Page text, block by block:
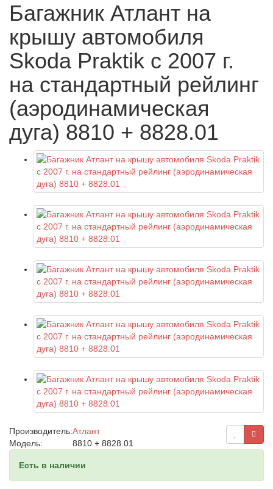
Багажник Атлант на
крышу автомобиля
Skoda Praktik с 2007 г.
на стандартный рейлинг
(аэродинамическая
дуга) 8810 + 8828.01
Производитель:Атлант
Модель:
8810 + 8828.01
Есть в наличии